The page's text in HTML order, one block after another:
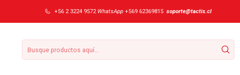
+56 2 3224 9572 WhatsApp +569 62369815 soporte@tactis.cl
|
Navaja